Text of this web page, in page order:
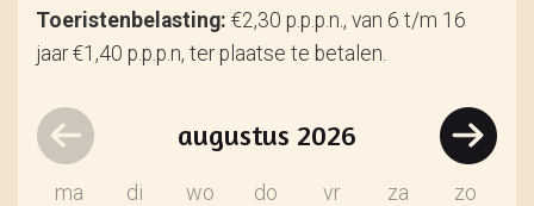
Toeristenbelasting: €2,30 p.p.p.n., van 6 t/m 16
jaar €1,40 p.p.p.n, ter plaatse te betalen.
augustus 2026
ma di wo do vr za zo